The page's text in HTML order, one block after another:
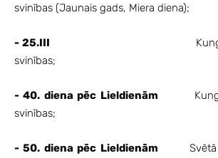
svinības (Jaunais gads, Miera diena);
- 25.III
Kunga
svinības;
- 40. diena pēc Lieldienām Kunga
svinības;
- 50. diena pēc Lieldienām Svētā